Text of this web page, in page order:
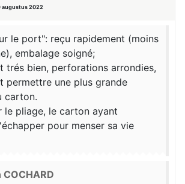
augustus 2022
le port": reçu rapidement (moins
embalage soigné;
trés bien, perforations arrondies,
permettre une plus grande
carton.
le pliage, le carton ayant
pour menser sa vie